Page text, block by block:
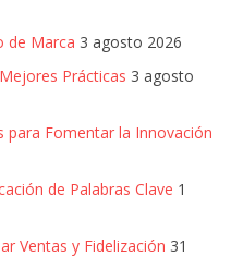
de Marca 3 agosto 2026
Prácticas 3 agosto
para Fomentar la Innovación
de Palabras Clave 1
Ventas y Fidelización 31